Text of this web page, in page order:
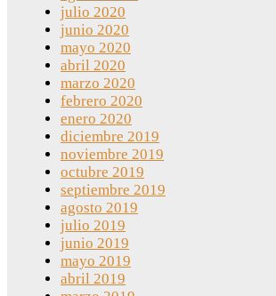
julio 2020
junio 2020
mayo 2020
abril 2020
marzo 2020
febrero 2020
enero 2020
diciembre 2019
noviembre 2019
octubre 2019
septiembre 2019
agosto 2019
julio 2019
junio 2019
mayo 2019
abril 2019